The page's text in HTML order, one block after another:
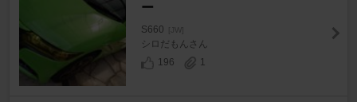
ー
S660 [JW]
シロだもんさん
196
1